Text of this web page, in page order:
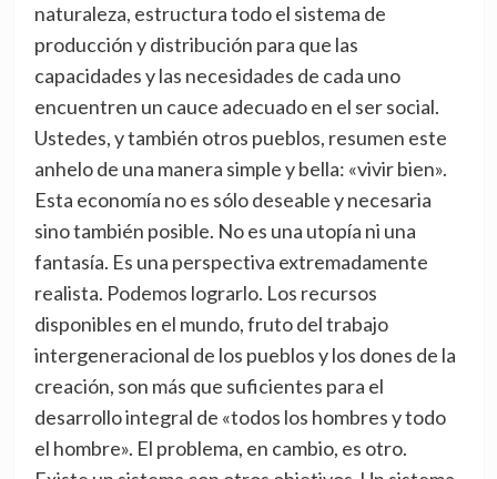
naturaleza, estructura todo el sistema de
producción y distribución para que las
capacidades y las necesidades de cada uno
encuentren un cauce adecuado en el ser social.
Ustedes, y también otros pueblos, resumen este
anhelo de una manera simple y bella: «vivir bien».
Esta economía no es sólo deseable y necesaria
sino también posible. No es una utopía ni una
fantasía. Es una perspectiva extremadamente
realista. Podemos lograrlo. Los recursos
disponibles en el mundo, fruto del trabajo
intergeneracional de los pueblos y los dones de la
creación, son más que suficientes para el
desarrollo integral de «todos los hombres y todo
el hombre». El problema, en cambio, es otro.